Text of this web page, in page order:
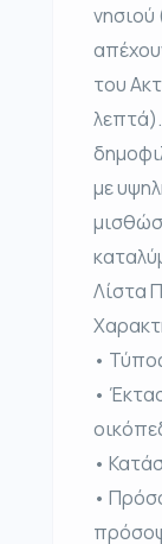
νησιού
του
λεπτά).
με
Λίστα
•
•
•
•